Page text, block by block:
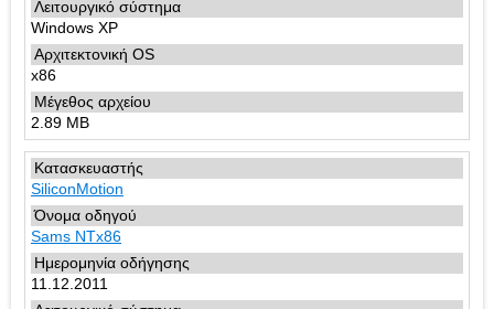
Windows XP
x86
2.89 MB
SiliconMotion
Sams NTx86
11.12.2011